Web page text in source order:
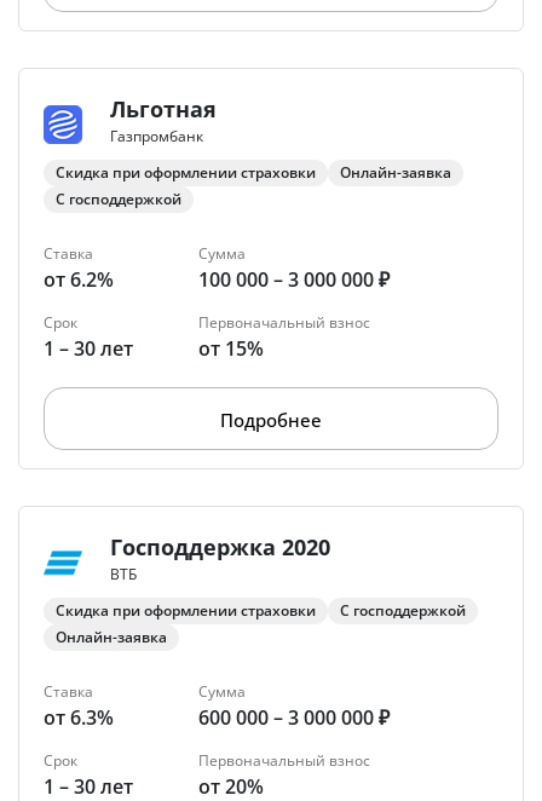
Льготная
Газпромбанк
Скидка при оформлении страховки
Онлайн-заявка
С господдержкой
Ставка
от 6.2%
Сумма
100 000 – 3 000 000 ₽
Срок
1 – 30 лет
Первоначальный взнос
от 15%
Подробнее
Господдержка 2020
ВТБ
Скидка при оформлении страховки
С господдержкой
Онлайн-заявка
Ставка
от 6.3%
Сумма
600 000 – 3 000 000 ₽
Срок
1 – 30 лет
Первоначальный взнос
от 20%